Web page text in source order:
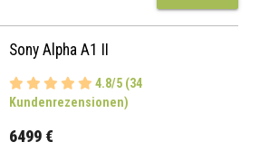
Sony Alpha A1 II
4.8/5 (34
Kundenrezensionen)
6499 €